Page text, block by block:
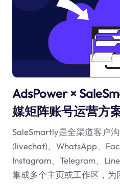
AdsPower ×
媒矩阵账号运营方
SaleSmartly是全渠道客户
(livechat)、WhatsApp、
Instagram、Telegram、
集成多个主页或工作区，为